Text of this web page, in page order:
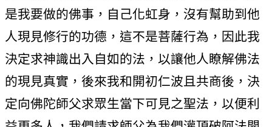
是我要做的佛事，自己化虹身，沒有幫助到他
人現見修行的功德，這不是菩薩行為，因此我
決定求神識出入自如的法，以讓他人瞭解佛法
的現見真實，後來我和開初仁波且共商後，決
定向佛陀師父求眾生當下可見之聖法，以便利